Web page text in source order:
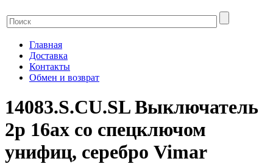
Главная
Доставка
Контакты
Обмен и возврат
14083.S.CU.SL Выключатель
2p 16ax со спецключом
унифиц, серебро Vimar